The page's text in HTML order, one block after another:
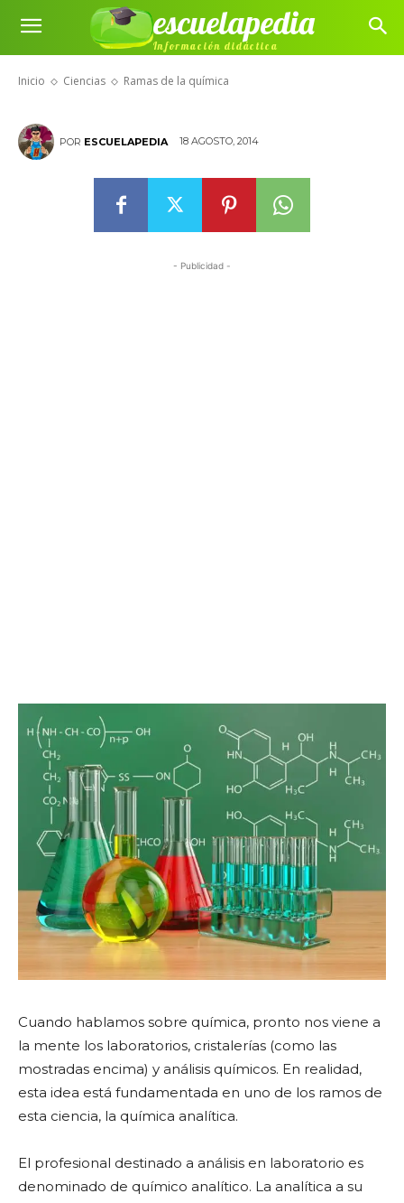
escuelapedia
Información didáctica
Inicio Ciencias Ramas de la química
Ramas de la química
POR ESCUELAPEDIA 18 AGOSTO, 2014
- Publicidad -
Cuando hablamos sobre química, pronto nos viene a
la mente los laboratorios, cristalerías (como las
mostradas encima) y análisis químicos. En realidad,
esta idea está fundamentada en uno de los ramos de
esta ciencia, la química analítica.
El profesional destinado a análisis en laboratorio es
denominado de químico analítico. La analítica a su